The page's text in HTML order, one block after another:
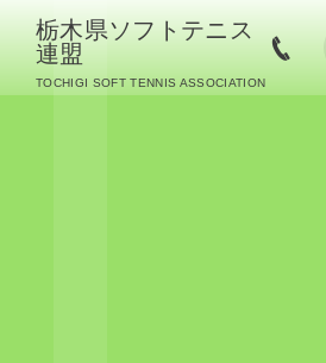
栃木県ソフトテニス
連盟
TOCHIGI SOFT TENNIS ASSOCIATION